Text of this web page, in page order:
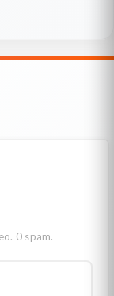
0 spam.